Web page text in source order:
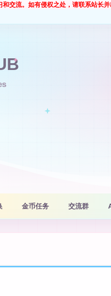
交流。如有侵权之处，请联系站长
金币任务 交流群